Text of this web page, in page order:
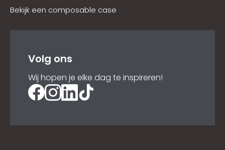
Bekijk een composable case
Volg ons
Wij hopen je elke dag te inspireren!